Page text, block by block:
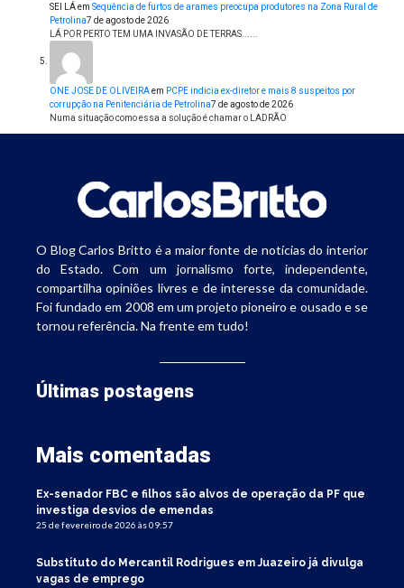
SEI LÁem Sequência de furtos de arames preocupa produtores na Zona Rural de
Petrolina7 de agosto de 2026
LÁ POR PERTO TEM UMA INVASÃO DE TERRAS......
ONE JOSE DE OLIVEIRAem PCPE indicia ex-diretor e mais 8 suspeitos por
corrupção na Penitenciária de Petrolina7 de agosto de 2026
Numa situação como essa a solução é chamar o LADRÃO
O Blog Carlos Britto é a maior fonte de notícias do interior
do Estado. Com um jornalismo forte, independente,
compartilha opiniões livres e de interesse da comunidade.
Foi fundado em 2008 em um projeto pioneiro e ousado e se
tornou referência. Na frente em tudo!
Últimas postagens
Mais comentadas
Ex-senador FBC e filhos são alvos de operação da PF que
investiga desvios de emendas
25 de fevereiro de 2026 às 09:57
Substituto do Mercantil Rodrigues em Juazeiro já divulga
vagas de emprego